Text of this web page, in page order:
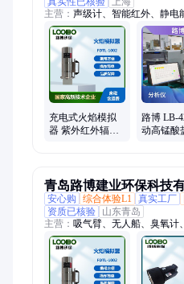
主营： 声级计、智能红外、静电
气测试仪、气体分析仪、职业卫
子流量计、水质采样器、烟尘采
器、气溶胶采样器、厨房油烟检
充电式火焰模拟
器 紫外红外辐射
路博 LB-
动高锰酸
青岛路博建业环保科技
安心购
综合体验L1 真实工厂
资质已核验
山东青岛
主营： 吸气臂、无人船、臭氧计
量仪、风速仪、黑度仪、测定仪
浆机、电子秤、传感器、计数器
器人、控制器、试验箱、水浴锅